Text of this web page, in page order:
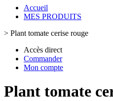
Accueil
MES PRODUITS
> Plant tomate cerise rouge
Accès direct
Commander
Mon compte
Plant tomate